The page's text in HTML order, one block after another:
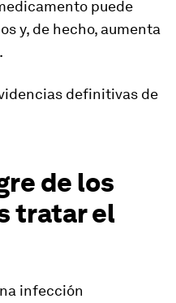
puede
y, de hecho, aumenta
definitivas de
de los
tratar el
infección